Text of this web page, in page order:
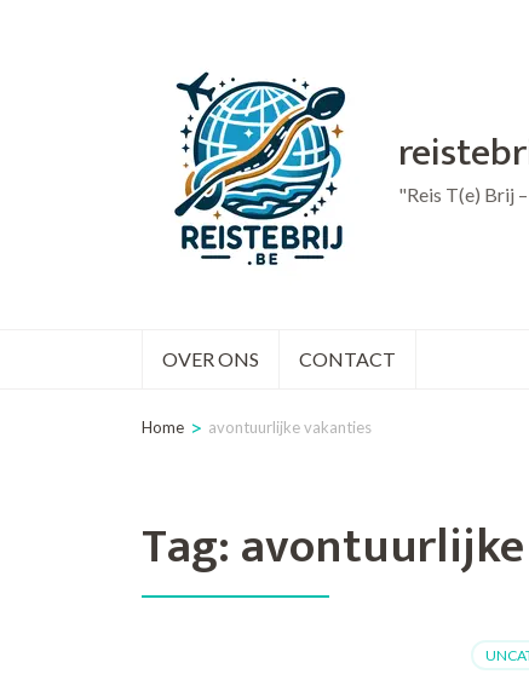
"Reis T(e) Brij
OVER ONS CONTACT
Home > avontuurlijke vakanties
Tag: